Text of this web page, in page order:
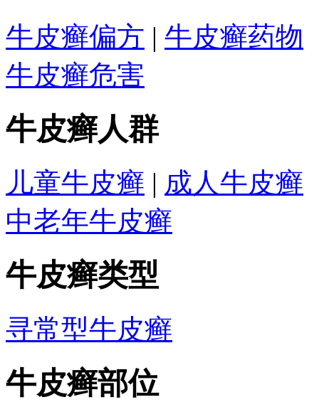
牛皮癣偏方 | 牛皮癣药物
牛皮癣危害
牛皮癣人群
儿童牛皮癣 | 成人牛皮癣
中老年牛皮癣
牛皮癣类型
寻常型牛皮癣
牛皮癣部位